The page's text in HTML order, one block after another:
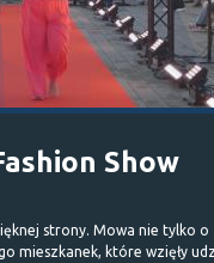
Show
strony. Mowa nie tylko o
mieszkanek, które wzięły